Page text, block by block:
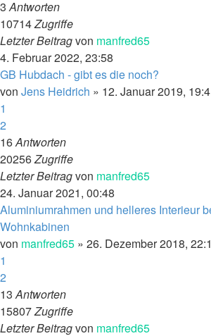
3Antworten
10714Zugriffe
Letzter Beitragvon manfred65
4. Februar 2022, 23:58
GB Hubdach - gibt es die noch?
von Jens Heidrich » 12. Januar 2019,
1
2
16Antworten
20256Zugriffe
Letzter Beitragvon manfred65
24. Januar 2021, 00:48
Aluminiumrahmen und helleres Interieur
Wohnkabinen
von manfred65 » 26. Dezember 2018,
1
2
13Antworten
15807Zugriffe
Letzter Beitragvon manfred65